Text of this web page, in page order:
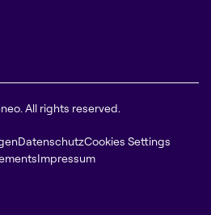
All rights reserved.
DatenschutzCookies Settings
Impressum